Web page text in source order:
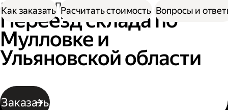
Доставка Переезд склада
Переезд склада по
Мулловке и
Ульяновской области
Заказать
Как заказать Расчитать стоимость Вопросы и